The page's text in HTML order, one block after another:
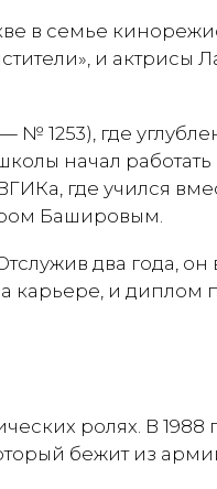
в семье
и актрисы
1253), где
начал
где учился
Башировым.
два года, он
карьере, и диплом
ролях. В 1988
бежит из